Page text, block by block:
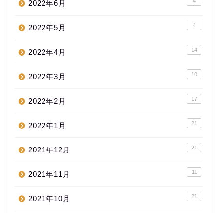
2022年6月
2022年5月 4
2022年4月 14
2022年3月 10
2022年2月 17
2022年1月 21
2021年12月 21
2021年11月 11
2021年10月 21